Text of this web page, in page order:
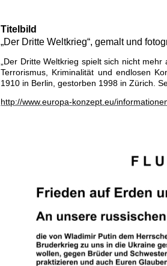
Titelbild
„Der Dritte Weltkrieg“, gemalt und
„Der Dritte Weltkrieg spielt sich nicht
Terrorismus, Kriminalität und endlosen
1910 in Berlin, gestorben 1998 in Zürich.
http://www.europa-konzept.eu/